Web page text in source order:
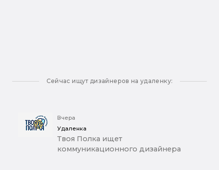
Сейчас ищут дизайнеров на удаленку:
Вчера
Удаленка
Твоя Полка ищет
коммуникационного дизайнера